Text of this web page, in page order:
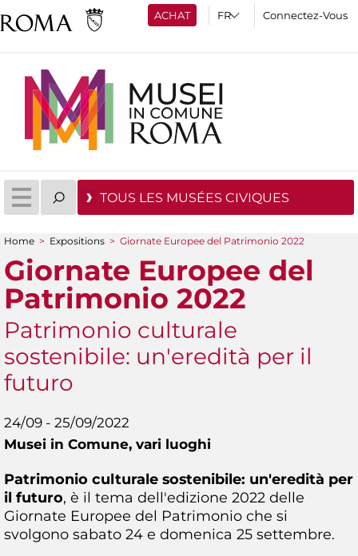
ACHAT Connectez-Vous
TOUS LES MUSÉES CIVIQUES
You are here
Home > Expositions > Giornate Europee del Patrimonio 2022
Giornate Europee del
Patrimonio 2022
Patrimonio culturale
sostenibile: un'eredità per il
futuro
24/09 - 25/09/2022
Musei in Comune, vari luoghi
Patrimonio culturale sostenibile: un'eredità per
il futuro, è il tema dell'edizione 2022 delle
Giornate Europee del Patrimonio che si
svolgono sabato 24 e domenica 25 settembre.